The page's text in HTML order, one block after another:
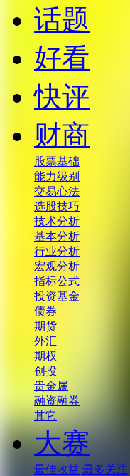
话题
好看
快评
财商
股票基础
能力级别
交易心法
选股技巧
技术分析
基本分析
行业分析
宏观分析
指标公式
投资基金
债券
期货
外汇
期权
创投
贵金属
融资融券
其它
大赛
最佳收益 最多关注